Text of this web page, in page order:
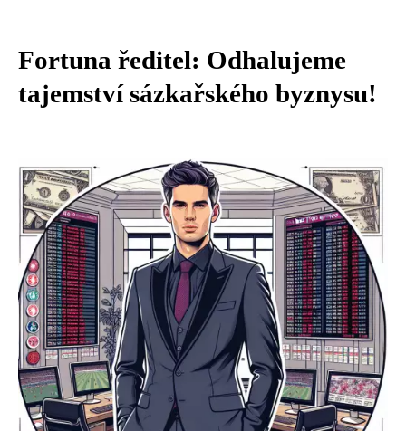
Fortuna ředitel: Odhalujeme
tajemství sázkařského byznysu!